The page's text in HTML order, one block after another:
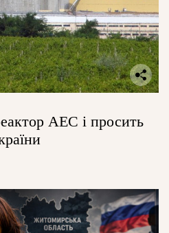
АЕС і просить